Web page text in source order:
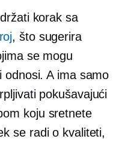
korak sa
, što sugerira
se mogu
odnosi. A ima samo
​​pokušavajući
koju sretnete
se radi o kvaliteti,